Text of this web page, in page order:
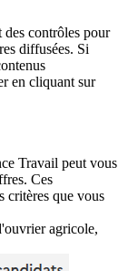
des contrôles pour
diffusées. Si
en cliquant sur
Travail peut vous
Ces
critères que vous
agricole,